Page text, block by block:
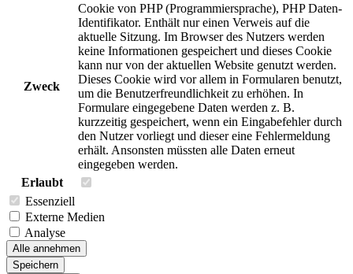
Zweck
Cookie von PHP (Programmiersprache), PHP Daten-
Identifikator. Enthält nur einen Verweis auf die
aktuelle Sitzung. Im Browser des Nutzers werden
keine Informationen gespeichert und dieses Cookie
kann nur von der aktuellen Website genutzt werden.
Dieses Cookie wird vor allem in Formularen benutzt,
um die Benutzerfreundlichkeit zu erhöhen. In
Formulare eingegebene Daten werden z. B.
kurzzeitig gespeichert, wenn ein Eingabefehler durch
den Nutzer vorliegt und dieser eine Fehlermeldung
erhält. Ansonsten müssten alle Daten erneut
eingegeben werden.
Erlaubt
Essenziell
Externe Medien
Analyse
Alle annehmen
Speichern